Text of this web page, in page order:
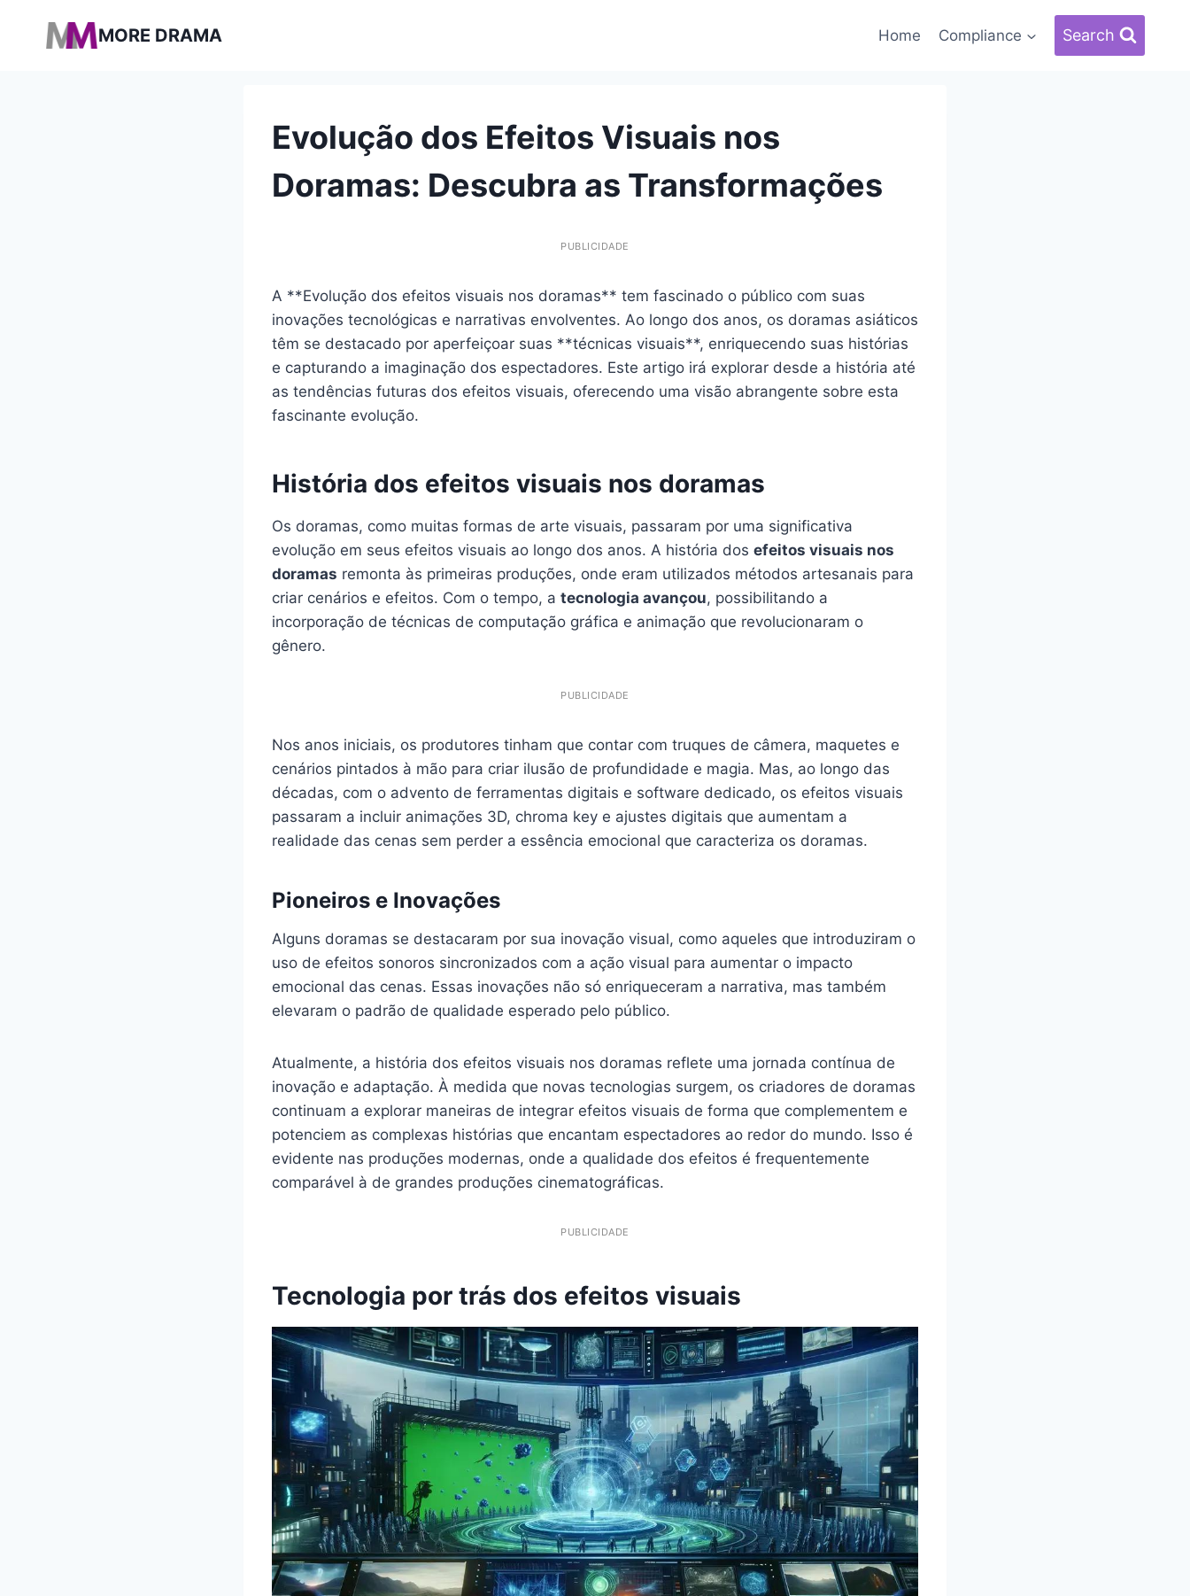
MORE DRAMA Home Compliance Search
Evolução dos Efeitos Visuais nos
Doramas: Descubra as Transformações
PUBLICIDADE
A **Evolução dos efeitos visuais nos doramas** tem fascinado o público com suas
inovações tecnológicas e narrativas envolventes. Ao longo dos anos, os doramas asiáticos
têm se destacado por aperfeiçoar suas **técnicas visuais**, enriquecendo suas histórias
e capturando a imaginação dos espectadores. Este artigo irá explorar desde a história até
as tendências futuras dos efeitos visuais, oferecendo uma visão abrangente sobre esta
fascinante evolução.
História dos efeitos visuais nos doramas
Os doramas, como muitas formas de arte visuais, passaram por uma significativa
evolução em seus efeitos visuais ao longo dos anos. A história dos efeitos visuais nos
doramas remonta às primeiras produções, onde eram utilizados métodos artesanais para
criar cenários e efeitos. Com o tempo, a tecnologia avançou, possibilitando a
incorporação de técnicas de computação gráfica e animação que revolucionaram o
gênero.
PUBLICIDADE
Nos anos iniciais, os produtores tinham que contar com truques de câmera, maquetes e
cenários pintados à mão para criar ilusão de profundidade e magia. Mas, ao longo das
décadas, com o advento de ferramentas digitais e software dedicado, os efeitos visuais
passaram a incluir animações 3D, chroma key e ajustes digitais que aumentam a
realidade das cenas sem perder a essência emocional que caracteriza os doramas.
Pioneiros e Inovações
Alguns doramas se destacaram por sua inovação visual, como aqueles que introduziram o
uso de efeitos sonoros sincronizados com a ação visual para aumentar o impacto
emocional das cenas. Essas inovações não só enriqueceram a narrativa, mas também
elevaram o padrão de qualidade esperado pelo público.
Atualmente, a história dos efeitos visuais nos doramas reflete uma jornada contínua de
inovação e adaptação. À medida que novas tecnologias surgem, os criadores de doramas
continuam a explorar maneiras de integrar efeitos visuais de forma que complementem e
potenciem as complexas histórias que encantam espectadores ao redor do mundo. Isso é
evidente nas produções modernas, onde a qualidade dos efeitos é frequentemente
comparável à de grandes produções cinematográficas.
PUBLICIDADE
Tecnologia por trás dos efeitos visuais